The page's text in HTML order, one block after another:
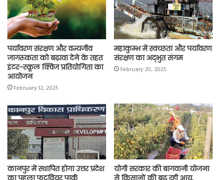
k p m k
पर्यावरण संरक्षण और वन्यजीव
जागरूकता को बढ़ावा देने के तहत
इंटर-स्कूल क्विज प्रतियोगिता का
आयोजन
February 12, 2025
महाकुम्भ में स्वच्छता और पर्यावरण
संरक्षण का अद्भुत संगम
February 20, 2025
कानपुर में स्थापित होगा उत्तर प्रदेश
का पहला फुटवियर पार्क
योगी सरकार की बागवानी योजना
से किसानों की बढ़ रही आय,